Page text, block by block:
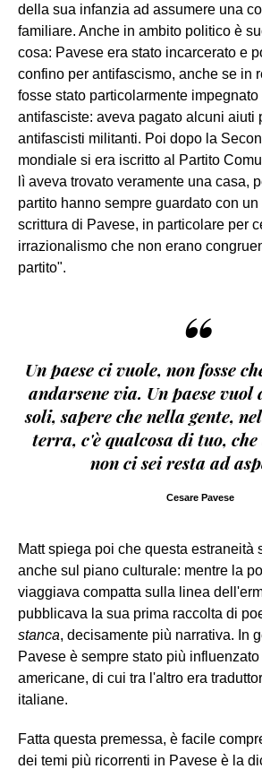
della sua infanzia ad assumere una
familiare. Anche in ambito politico è
cosa: Pavese era stato incarcerato e
confino per antifascismo, anche se in
fosse stato particolarmente impegnato
antifasciste: aveva pagato alcuni aiuti
antifascisti militanti. Poi dopo la
mondiale si era iscritto al Partito
lì aveva trovato veramente una casa,
partito hanno sempre guardato con
scrittura di Pavese, in particolare per
irrazionalismo che non erano
partito".
“
Un paese ci vuole, non fosse
andarsene via. Un paese vuol
soli, sapere che nella gente,
terra, c'è qualcosa di tuo,
non ci sei resta ad
Cesare Pavese
Matt spiega poi che questa estraneità
anche sul piano culturale: mentre la
viaggiava compatta sulla linea
pubblicava la sua prima raccolta di
stanca, decisamente più narrativa. In
Pavese è sempre stato più
americane, di cui tra l'altro era
italiane.
Fatta questa premessa, è facile
dei temi più ricorrenti in Pavese è la